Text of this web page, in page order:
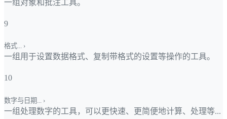
一组对象和批注工具。
9
格式... ›
一组用于设置数据格式、复制带格式的设置等操作的工具。
10
数字与日期... ›
一组处理数字的工具，可以更快速、更简便地计算、处理等...